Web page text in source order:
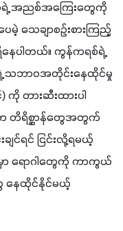
ရဲ့ အညစ်အကြေးတွေကို
သေချာစဉ်းစားကြည့်
နေပါတယ်။ ကွန်ကရစ်ရဲ့
သဘာဝအတိုင်းနေထိုင်မှု
တားဆီးထားပါ
က တိရိစ္ဆာန်တွေအတွက်
ျင်ရင် ငြင်းလို့ရမယ့်
ရောဂါတွေကို ကာကွယ်
နေထိုင်နိုင်မယ့်